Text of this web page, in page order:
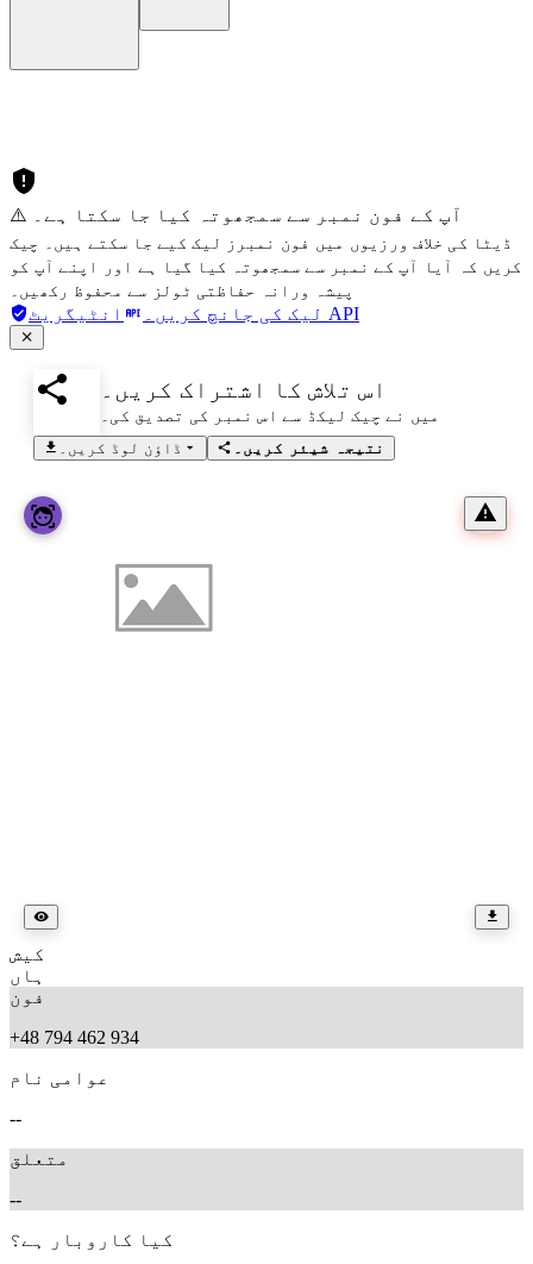
⚠️ آپ کے فون نمبر سے سمجھوتہ کیا جا سکتا ہے۔
ڈیٹا کی خلاف ورزیوں میں فون نمبرز لیک کیے جا سکتے ہیں۔ چیک
کریں کہ آیا آپ کے نمبر سے سمجھوتہ کیا گیا ہے اور اپنے آپ کو
پیشہ ورانہ حفاظتی ٹولز سے محفوظ رکھیں۔
لیک کی جانچ کریں۔ انٹیگریٹ API
اس تلاش کا اشتراک کریں۔
میں نے چیک لیکڈ سے اس نمبر کی تصدیق کی۔
ڈاؤن لوڈ کریں۔
نتیجہ شیئر کریں۔
کیش
ہاں
فون
+48 794 462 934
عوامی نام
--
متعلق
--
کیا کاروبار ہے؟